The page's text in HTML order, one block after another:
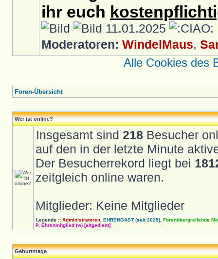
ihr euch
11.01.2025
Moderatoren: WindelMaus,
Alle Cookies des
Foren-Übersicht
Wer ist online?
Insgesamt sind 218 Besucher
auf den in der letzte Minute
Der Besucherrekord liegt bei
zeitgleich online waren.
Mitglieder: Keine Mitglieder
Legende :: Administratoren EHRENGAST (seit 2025) Forenübergreifende
P. Ehrenmitglied (w) [altgedient]
Geburtstage